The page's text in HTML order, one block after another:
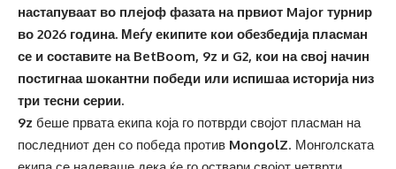
настапуваат во плејоф фазата на првиот Major турнир
во 2026 година. Меѓу екипите кои обезбедија пласман
се и составите на BetBoom, 9z и G2, кои на свој начин
постигнаа шокантни победи или испишаа историја низ
три тесни серии.
9z беше првата екипа која го потврди својот пласман на
последниот ден со победа против MongolZ. Монголската